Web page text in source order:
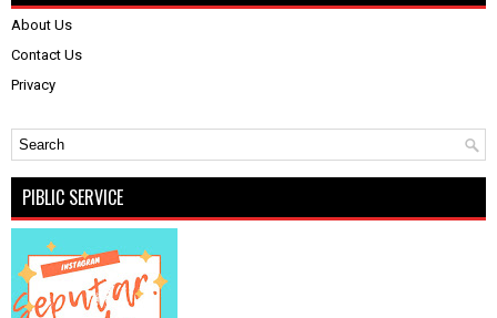
About Us
Contact Us
Privacy
PIBLIC SERVICE